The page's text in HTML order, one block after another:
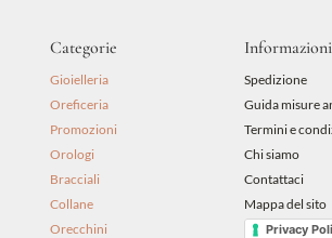
Categorie
Gioielleria
Oreficeria
Promozioni
Orologi
Bracciali
Collane
Orecchini
Informazioni
Spedizione
Guida misure
Termini e
Chi siamo
Contattaci
Mappa del sito
Privacy